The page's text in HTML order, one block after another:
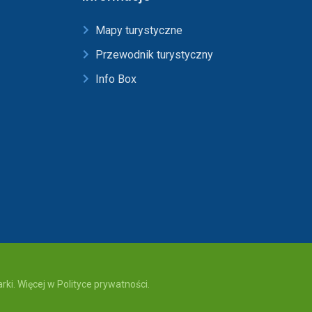
Mapy turystyczne
Przewodnik turystyczny
Info Box
Więcej w Polityce prywatności.